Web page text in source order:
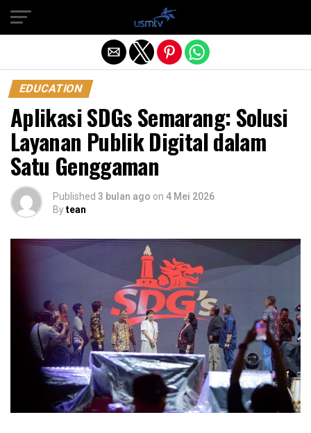
EDUCATION
Aplikasi SDGs Semarang: Solusi
Layanan Publik Digital dalam
Satu Genggaman
Published 3 bulan ago on 4 Mei 2026
Bytean
Exit mobile version